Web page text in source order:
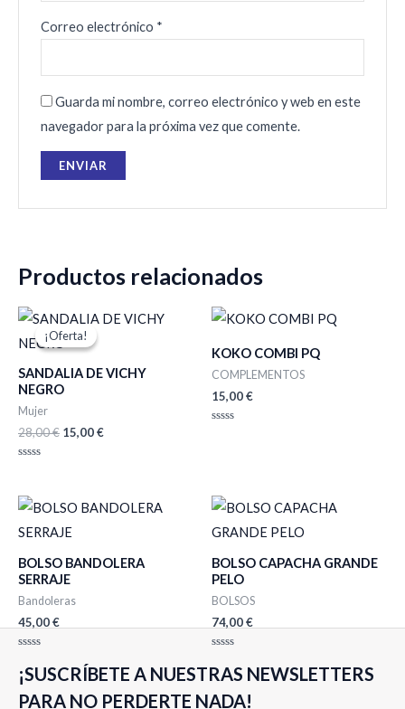
Correo electrónico *
Guarda mi nombre, correo electrónico y web en este
navegador para la próxima vez que comente.
Productos relacionados
¡Oferta!
¡Oferta!
SANDALIA DE VICHY
NEGRO
Mujer
28,00€
El
precio
original
28,00 €.
15,00€
El
precio
15,00 €.
de
5
KOKO COMBI PQ
COMPLEMENTOS
15,00€
BOLSO BANDOLERA
SERRAJE
Bandoleras
45,00€
con
0
5
BOLSO CAPACHA GRANDE
PELO
BOLSOS
74,00€
con
0
5
¡SUSCRÍBETE A NUESTRAS NEWSLETTERS
PARA NO PERDERTE NADA!